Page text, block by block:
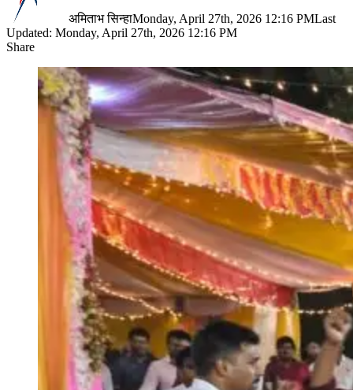
अमिताभ सिन्हाMonday, April 27th, 2026 12:16 PMLast
Updated: Monday, April 27th, 2026 12:16 PM
Share